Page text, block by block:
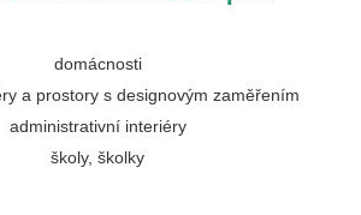
domácnosti
a prostory s designovým zaměřením
administrativní interiéry
školy, školky